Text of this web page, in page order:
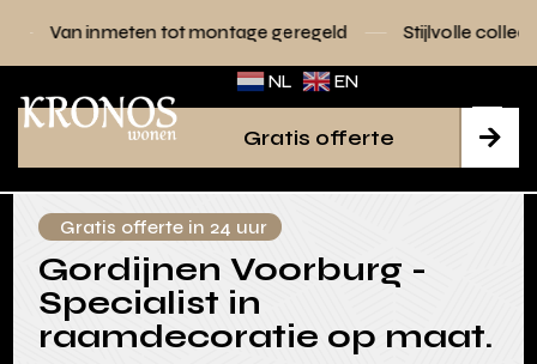
tot montage geregeld Stijlvolle collecties voor elk
NL EN

Gratis offerte
Gratis offerte in 24 uur
Gordijnen Voorburg -
Specialist in
raamdecoratie op maat.